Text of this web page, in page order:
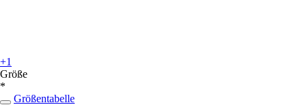
+1
Größe
*
Größentabelle